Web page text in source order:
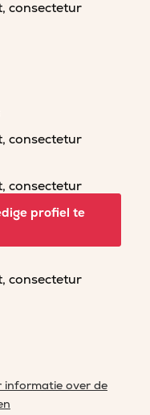
consectetur
consectetur
consectetur
consectetur
consectetur
profiel te
informatie over de